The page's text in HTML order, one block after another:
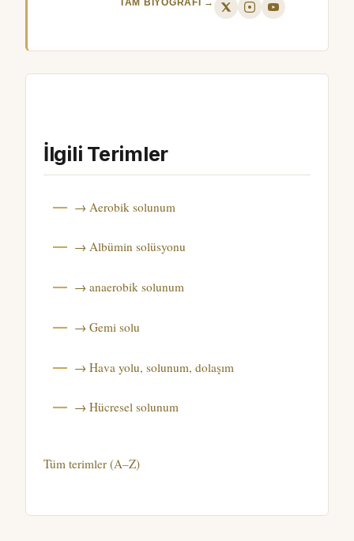
TAM BIYOGRAFI →
İlgili Terimler
→ Aerobik solunum
→ Albümin solüsyonu
→ anaerobik solunum
→ Gemi solu
→ Hava yolu, solunum, dolaşım
→ Hücresel solunum
Tüm terimler (A–Z)